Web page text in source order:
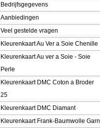
Bedrijfsgegevens
Aanbiedingen
Veel gestelde vragen
Kleurenkaart Au Ver a Soie Chenille
Kleurenkaart Au ver a Soie - Soie
Perle
Kleurenkaart DMC Coton a Broder
25
Kleurenkaart DMC Diamant
Kleurenkaart Frank-Baumwolle Garn